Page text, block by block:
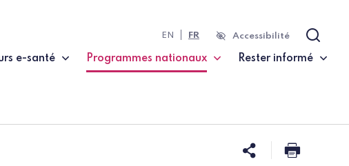
e-santé
Programmes nationaux
(page courante)
Rester informé
EN FR Accessibilité
Partager